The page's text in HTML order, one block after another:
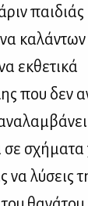
παιδιάς
καλάντων
εκθετικά
που δεν
σχήματα
να λύσεις